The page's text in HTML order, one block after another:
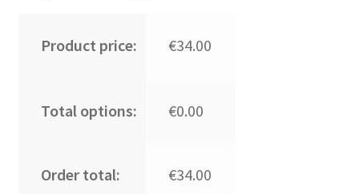
Product price: €34.00
Total options: €0.00
Order total: €34.00